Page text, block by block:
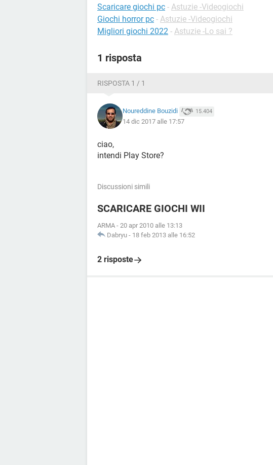
Scaricare giochi pc - Astuzie -Videogiochi
Giochi horror pc - Astuzie -Videogiochi
Migliori giochi 2022 - Astuzie -Lo sai ?
1 risposta
RISPOSTA 1 / 1
Noureddine Bouzidi 15.404
14 dic 2017 alle 17:57
ciao,
intendi Play Store?
Discussioni simili
SCARICARE GIOCHI WII
ARMA - 20 apr 2010 alle 13:13
Dabryu - 18 feb 2013 alle 16:52
2 risposte